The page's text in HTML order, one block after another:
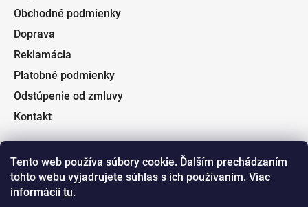
Tento web používa súbory cookie. Ďalším prechádzaním
tohto webu vyjadrujete súhlas s ich používaním. Viac
informáciítu.
Obchodné podmienky
Doprava
Reklamácia
Platobné podmienky
Odstúpenie od zmluvy
Kontakt
Facebook